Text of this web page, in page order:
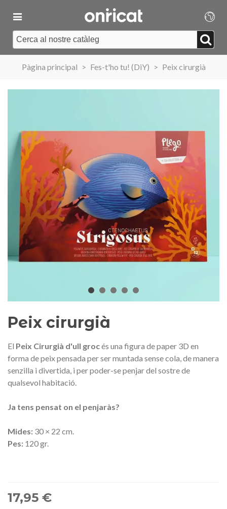
Pàgina principal > Fes-t'ho tu! (DiY) > Peix cirurgià
Peix cirurgià
El Peix Cirurgià d'ull grocés una figura de paper 3D en
forma de peix pensada per ser muntada sense cola, de manera
senzilla i divertida, i per poder-se penjar del sostre de
qualsevol habitació.
Ja tens pensat on el penjaràs?
Mides: 30 × 22 cm.
Pes: 120 gr.
17,95 €
Medalla commemorativa Gaudí
2026 – Edició limitada
89,00 € NOVETAT
Motxilla Stivibags
149,00 €